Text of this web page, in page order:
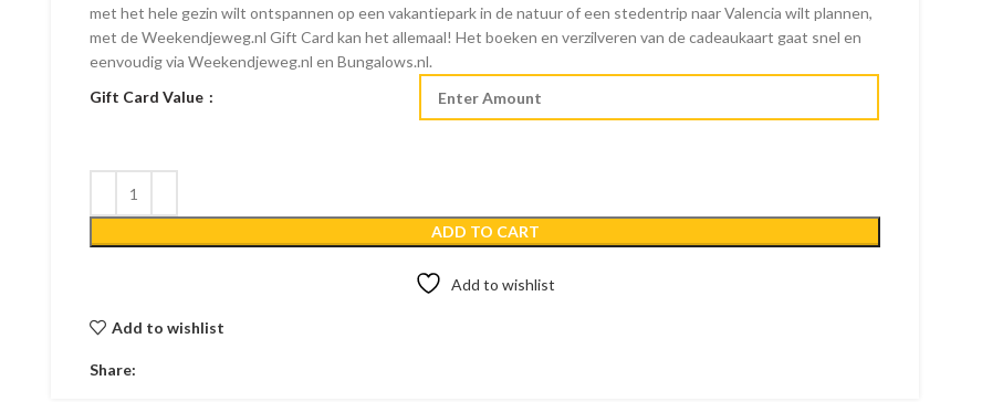
€150.00
met het hele gezin wilt ontspannen op een vakantiepark in de natuur of een stedentrip naar Valencia wilt plannen,
met de Weekendjeweg.nl Gift Card kan het allemaal! Het boeken en verzilveren van de cadeaukaart gaat snel en
eenvoudig via Weekendjeweg.nl en Bungalows.nl.
Gift Card Value
ADD TO CART
Add to wishlist
Add to wishlist
Share: